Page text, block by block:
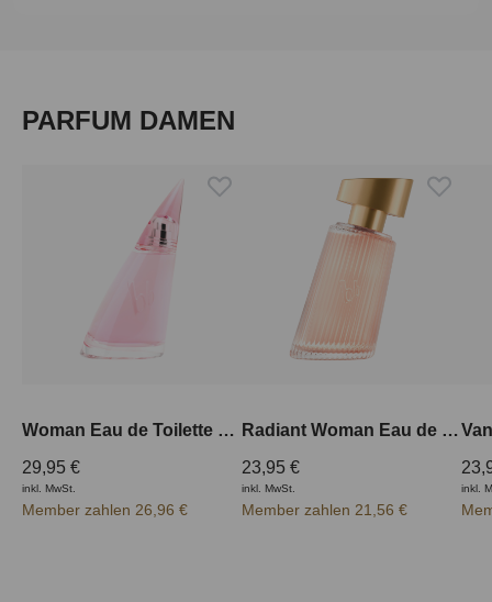
Produktgalerie überspringen
PARFUM DAMEN
Woman Eau de Toilette 100 ml
29,95 €
inkl. MwSt.
Member zahlen 26,96 €
Radiant Woman Eau de Parfum 50 ml
23,95 €
inkl. MwSt.
Member zahlen 21,56 €
inkl.